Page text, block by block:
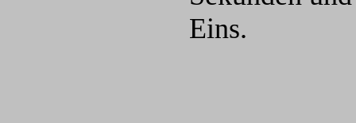
Eins.